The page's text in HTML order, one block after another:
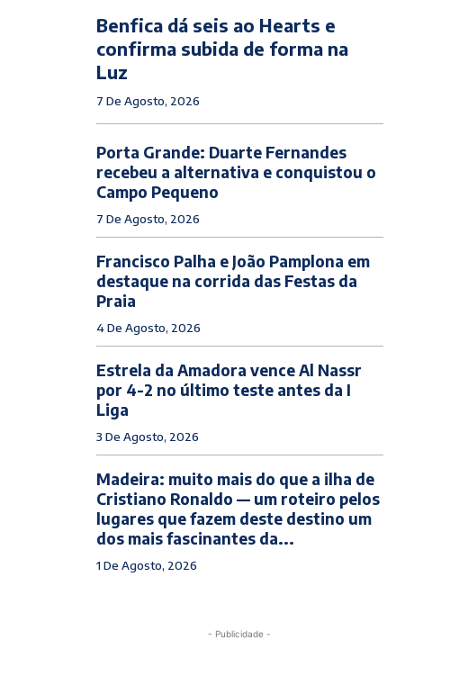
Benfica dá seis ao Hearts e
confirma subida de forma na
Luz
7 De Agosto, 2026
Porta Grande: Duarte Fernandes
recebeu a alternativa e conquistou o
Campo Pequeno
7 De Agosto, 2026
Francisco Palha e João Pamplona em
destaque na corrida das Festas da
Praia
4 De Agosto, 2026
Estrela da Amadora vence Al Nassr
por 4-2 no último teste antes da I
Liga
3 De Agosto, 2026
Madeira: muito mais do que a ilha de
Cristiano Ronaldo — um roteiro pelos
lugares que fazem deste destino um
dos mais fascinantes da...
1 De Agosto, 2026
- Publicidade -